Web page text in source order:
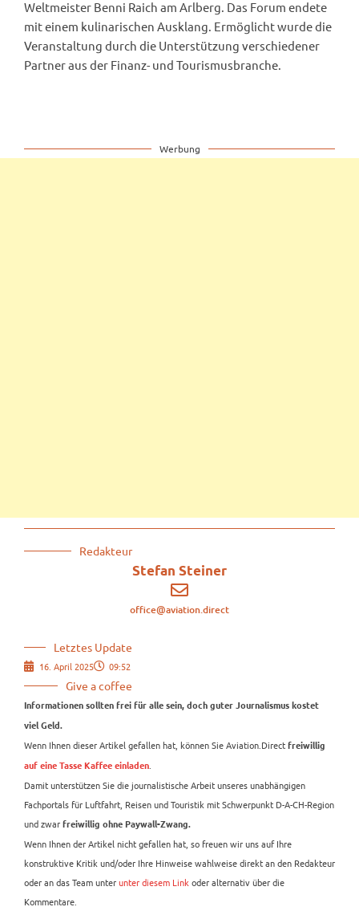
Redakteur
Stefan Steiner
office@aviation.direct
Letztes Update
16. April 2025 09:52
Give a coffee
Informationen sollten frei für alle sein, doch guter Journalismus kostet
viel Geld.
Wenn Ihnen dieser Artikel gefallen hat, können Sie Aviation.Direct freiwillig
auf eine Tasse Kaffee einladen
Damit unterstützen Sie die journalistische Arbeit unseres unabhängigen
Fachportals für Luftfahrt, Reisen und Touristik mit Schwerpunkt D-A-CH-Region
und zwar freiwillig ohne Paywall-Zwang.
Wenn Ihnen der Artikel nicht gefallen hat, so freuen wir uns auf Ihre
konstruktive Kritik und/oder Ihre Hinweise wahlweise direkt an den Redakteur
oder an das Team unterunter diesem Link oder alternativ über die
Kommentare.
Weltmeister Benni Raich am Arlberg. Das Forum endete
mit einem kulinarischen Ausklang. Ermöglicht wurde die
Veranstaltung durch die Unterstützung verschiedener
Partner aus der Finanz- und Tourismusbranche.
Werbung